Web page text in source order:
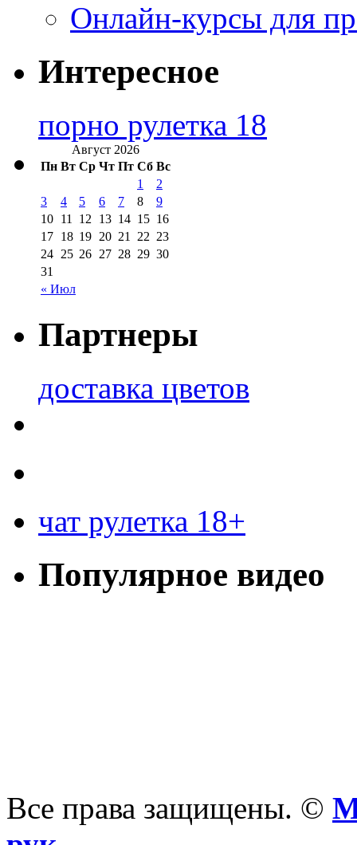
Онлайн-курсы для
Интересное
порно рулетка 18
Август 2026
Пн Вт Ср Чт Пт Сб Вс
« Июл
1
2
3
4 5 6 7 8
9
10 11 12 13 14 15 16
17 18 19 20 21 22 23
24 25 26 27 28 29 30
31
Партнеры
доставка цветов
чат рулетка 18+
Популярное видео
Все права защищены. ©